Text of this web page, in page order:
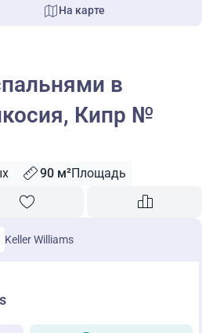
На карте
в
Кипр №
90 м²Площадь
Keller Williams